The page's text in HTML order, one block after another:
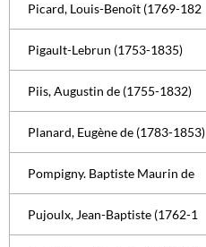
Picard, Louis-Benoît (1769-182
Pigault-Lebrun (1753-1835)
Piis, Augustin de (1755-1832)
Planard, Eugène de (1783-1853)
Pompigny. Baptiste Maurin de
Pujoulx, Jean-Baptiste (1762-1